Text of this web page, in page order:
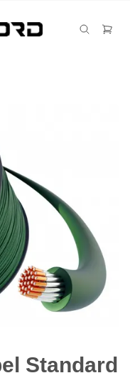
Standard